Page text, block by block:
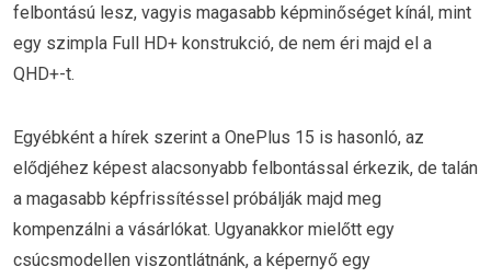
felbontású lesz, vagyis magasabb képminőséget kínál, mint
egy szimpla Full HD+ konstrukció, de nem éri majd el a
QHD+-t.
Egyébként a hírek szerint a OnePlus 15 is hasonló, az
elődjéhez képest alacsonyabb felbontással érkezik, de talán
a magasabb képfrissítéssel próbálják majd meg
kompenzálni a vásárlókat. Ugyanakkor mielőtt egy
csúcsmodellen viszontlátnánk, a képernyő egy